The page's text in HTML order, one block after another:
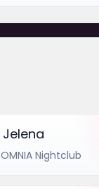
Jelena
OMNIA Nightclub